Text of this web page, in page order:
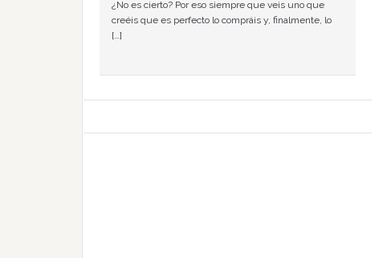
¿No es cierto? Por eso siempre que veis uno que
creéis que es perfecto lo compráis y, finalmente, lo
[…]